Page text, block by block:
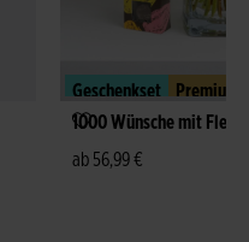
Geschenkset
Premium
1000 Wünsche mit Fleur
ab 56,99 €